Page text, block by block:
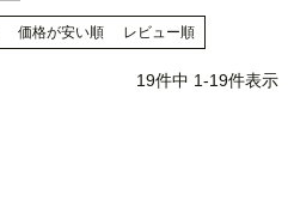
価格が安い順 レビュー順
19件中 1-19件表示